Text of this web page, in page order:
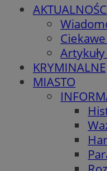
KRYMINALNE
MIASTO